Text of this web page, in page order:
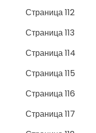
Страница 112
Страница 113
Страница 114
Страница 115
Страница 116
Страница 117